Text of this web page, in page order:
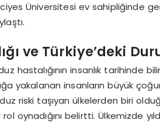
Üniversitesi ev sahipliğinde
ve Türkiye’deki
hastalığının insanlık tarihinde
yakalanan insanların büyük
riski taşıyan ülkelerden biri
oynadığını belirtti. Ülkemizde